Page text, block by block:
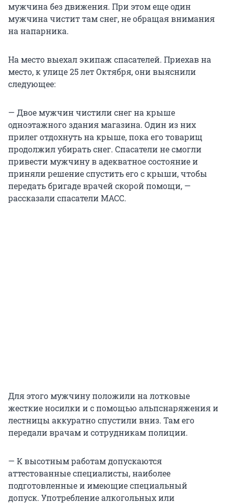
мужчина без движения. При этом еще один
мужчина чистит там снег, не обращая внимания
на напарника.
На место выехал экипаж спасателей. Приехав на
место, к улице 25 лет Октября, они выяснили
следующее:
— Двое мужчин чистили снег на крыше
одноэтажного здания магазина. Один из них
прилег отдохнуть на крыше, пока его товарищ
продолжил убирать снег. Спасатели не смогли
привести мужчину в адекватное состояние и
приняли решение спустить его с крыши, чтобы
передать бригаде врачей скорой помощи, —
рассказали спасатели МАСС.
Для этого мужчину положили на лотковые
жесткие носилки и с помощью альпснаряжения и
лестницы аккуратно спустили вниз. Там его
передали врачам и сотрудникам полиции.
— К высотным работам допускаются
аттестованные специалисты, наиболее
подготовленные и имеющие специальный
допуск. Употребление алкогольных или